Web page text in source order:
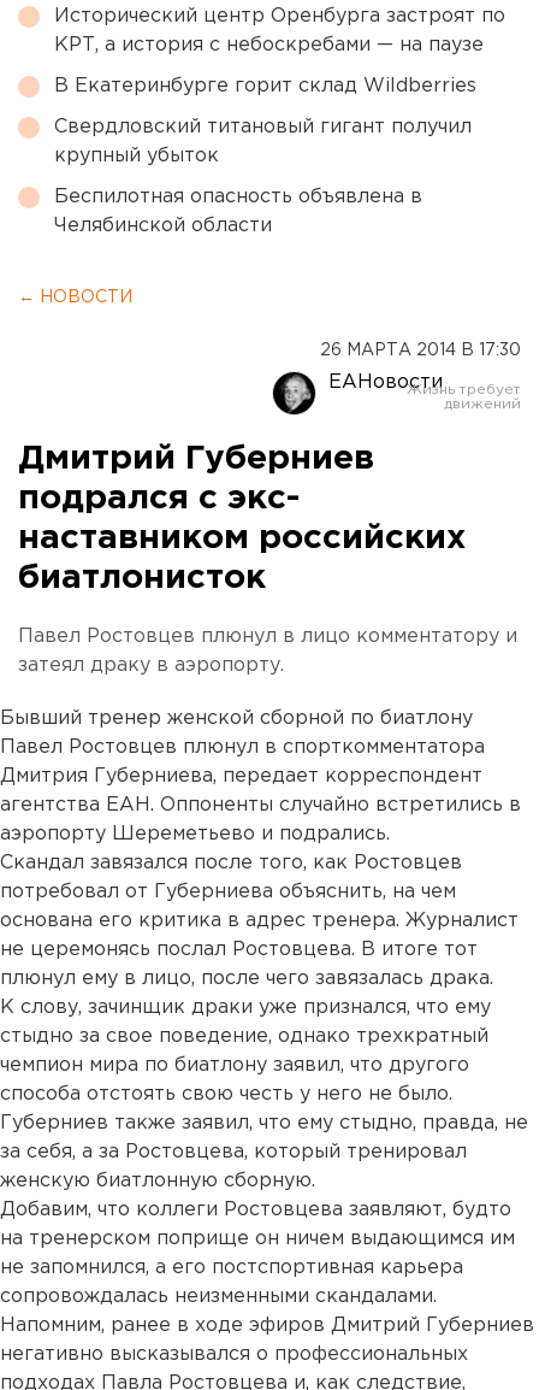
Исторический центр Оренбурга застроят по
КРТ, а история с небоскребами — на паузе
В Екатеринбурге горит склад Wildberries
Свердловский титановый гигант получил
крупный убыток
Беспилотная опасность объявлена в
Челябинской области
← НОВОСТИ
26 МАРТА 2014 В 17:30
ЕАНовости
Дмитрий Губерниев
подрался с экс-
наставником российских
биатлонисток
Павел Ростовцев плюнул в лицо комментатору и
затеял драку в аэропорту.
Бывший тренер женской сборной по биатлону
Павел Ростовцев плюнул в спорткомментатора
Дмитрия Губерниева, передает корреспондент
агентства ЕАН. Оппоненты случайно встретились в
аэропорту Шереметьево и подрались.
Скандал завязался после того, как Ростовцев
потребовал от Губерниева объяснить, на чем
основана его критика в адрес тренера. Журналист
не церемонясь послал Ростовцева. В итоге тот
плюнул ему в лицо, после чего завязалась драка.
К слову, зачинщик драки уже признался, что ему
стыдно за свое поведение, однако трехкратный
чемпион мира по биатлону заявил, что другого
способа отстоять свою честь у него не было.
Губерниев также заявил, что ему стыдно, правда, не
за себя, а за Ростовцева, который тренировал
женскую биатлонную сборную.
Добавим, что коллеги Ростовцева заявляют, будто
на тренерском поприще он ничем выдающимся им
не запомнился, а его постспортивная карьера
сопровождалась неизменными скандалами.
Напомним, ранее в ходе эфиров Дмитрий Губерниев
негативно высказывался о профессиональных
подходах Павла Ростовцева и, как следствие,